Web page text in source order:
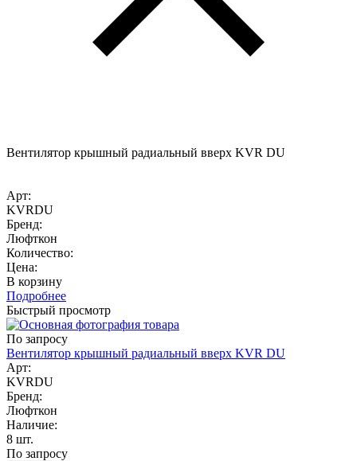
Вентилятор крышный радиальный вверх KVR DU
Арт:
KVRDU
Бренд:
Люфткон
Количество:
Цена:
В корзину
Подробнее
Быстрый просмотр
По запросу
Вентилятор крышный радиальный вверх KVR DU
Арт:
KVRDU
Бренд:
Люфткон
Наличие:
8 шт.
По запросу